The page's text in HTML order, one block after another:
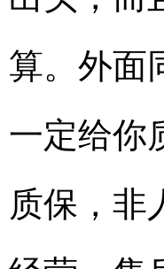
算。外面
一定给你
质保，非